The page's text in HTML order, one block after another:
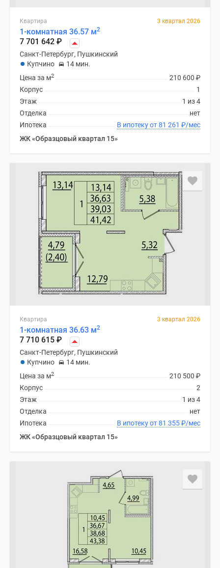
Квартира 3 квартал 2026
1-комнатная 36.57 м2
7 701 642 ₽
Санкт-Петербург, Пушкинский
Купчино
14 мин.
210 600 ₽
Цена за м2
1
Корпус
1 из 4
Этаж
нет
Отделка
В ипотеку от 81 261 ₽/мес
Ипотека
ЖК «Образцовый квартал 15»
Квартира 3 квартал 2026
1-комнатная 36.63 м2
7 710 615 ₽
Санкт-Петербург, Пушкинский
Купчино
14 мин.
210 500 ₽
Цена за м2
2
Корпус
1 из 4
Этаж
нет
Отделка
В ипотеку от 81 355₽/мес
Ипотека
ЖК «Образцовый квартал 15»